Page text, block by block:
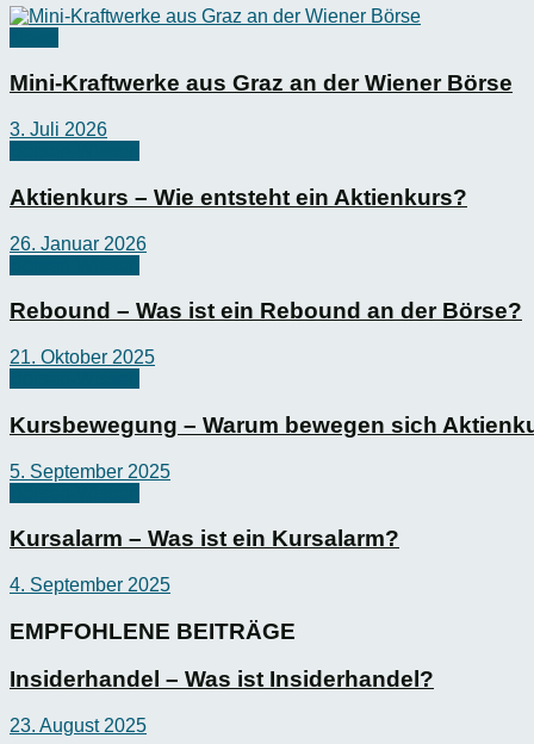
Mini-Kraftwerke aus Graz an der Wiener Börse
3. Juli 2026
Aktienkurs – Wie entsteht ein Aktienkurs?
26. Januar 2026
Rebound – Was ist ein Rebound an der Börse?
21. Oktober 2025
Kursbewegung – Warum bewegen sich
5. September 2025
Kursalarm – Was ist ein Kursalarm?
4. September 2025
EMPFOHLENE BEITRÄGE
Insiderhandel – Was ist Insiderhandel?
23. August 2025